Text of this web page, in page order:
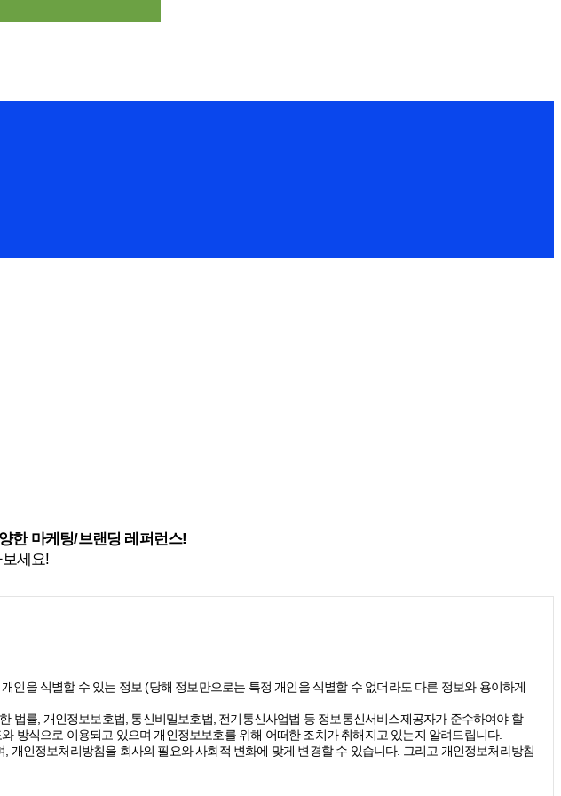
한 마케팅/브랜딩 레퍼런스!
세요!
을 식별할 수 있는 정보 (당해 정보만으로는 특정 개인을 식별할 수 없더라도 다른 정보와 용이하게
률, 개인정보보호법, 통신비밀보호법, 전기통신사업법 등 정보통신서비스제공자가 준수하여야 할
방식으로 이용되고 있으며 개인정보보호를 위해 어떠한 조치가 취해지고 있는지 알려드립니다.
인정보처리방침을 회사의 필요와 사회적 변화에 맞게 변경할 수 있습니다. 그리고 개인정보처리방침